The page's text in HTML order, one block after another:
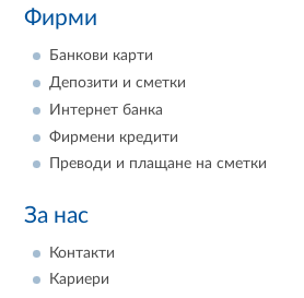
Фирми
Банкови карти
Депозити и сметки
Интернет банка
Фирмени кредити
Преводи и плащане на сметки
За нас
Контакти
Кариери